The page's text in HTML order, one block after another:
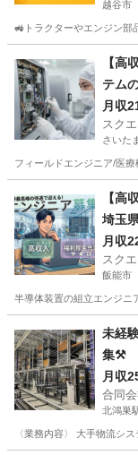
越谷市
🚜トラクターやエンジン部
技術
【高
テムの保守 埼玉県 埼玉
たま
月収
スク
さいた
フィールドエンジニア/医
さいたま市【高
埼玉
組立
月収
スク
飯能市
半導体装置の組立エンジニ
その他
未経
集⚒️
月収
合同
北鴻巣
〈業務内容〉 大手物流シ